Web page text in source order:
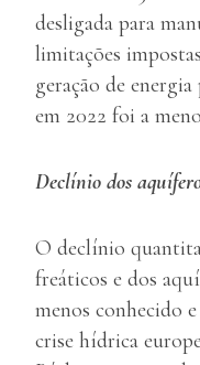
desligada para
limitações
geração de
em 2022 foi a
Declínio dos
O declínio
freáticos e dos
menos conhecido
crise hídrica